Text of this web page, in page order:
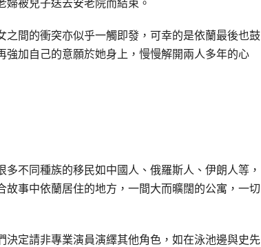
被兒子送去安老院而結束。
間的衝突亦似乎一觸即發，可幸的是依蘭最後也鼓
加自己的意願於她身上，慢慢解開兩人多年的心
不同種族的移民如中國人、俄羅斯人、伊朗人等，
事中依蘭居住的地方，一間大而曠闊的公寓，一切
定請非專業演員演繹其他角色，如在泳池邊與史先